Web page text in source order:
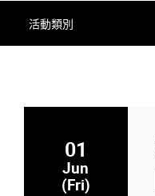
活動類別
01
Jun
(Fri)